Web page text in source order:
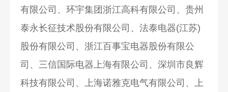
有限公司、环宇集团浙江高科有限公司、贵州
泰永长征技术股份有限公司、法泰电器(江苏)
股份有限公司、浙江百事宝电器股份有限公
司、三信国际电器上海有限公司、深圳市良辉
科技有限公司、上海诺雅克电气有限公司、上